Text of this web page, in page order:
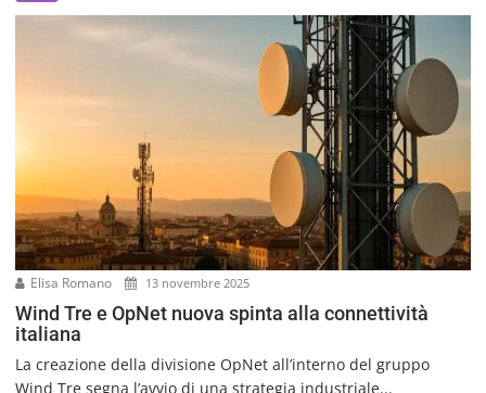
Elisa Romano 13 novembre 2025
Wind Tre e OpNet nuova spinta alla connettività
italiana
La creazione della divisione OpNet all’interno del gruppo
Wind Tre segna l’avvio di una strategia industriale...